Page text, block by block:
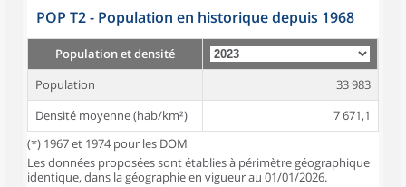
POP T2 - Population en historique depuis 1968
Population et densité
Population
33 983
Densité moyenne (hab/km²)
7 671,1
(*) 1967 et 1974 pour les DOM
Les données proposées sont établies à périmètre géographique
identique, dans la géographie en vigueur au 01/01/2026.